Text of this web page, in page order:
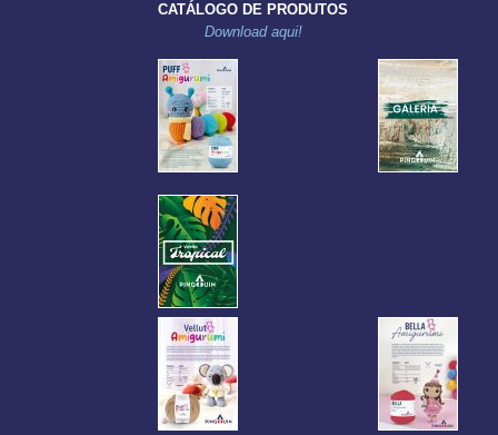
CATÁLOGO DE PRODUTOS
Download aqui!